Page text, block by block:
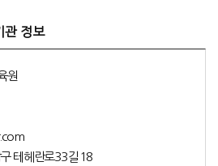
관 정보
원
테헤란로33길 18